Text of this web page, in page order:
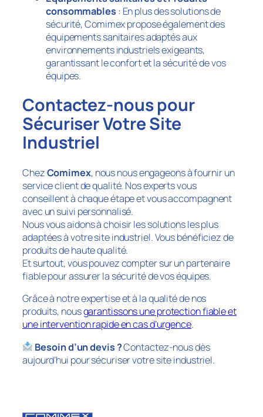
consommables : En plus des solutions de
sécurité, Comimex propose également des
équipements sanitaires adaptés aux
environnements industriels exigeants,
garantissant le confort et la sécurité de vos
équipes.
Contactez-nous pour
Sécuriser Votre Site
Industriel
ChezComimex, nous nous engageons à fournir un
service client de qualité. Nos experts vous
conseillent à chaque étape et vous accompagnent
avec un suivi personnalisé.
Nous vous aidons à choisir les solutions les plus
adaptées à votre site industriel. Vous bénéficiez de
produits de haute qualité.
Et surtout, vous pouvez compter sur un partenaire
fiable pour assurer la sécurité de vos équipes.
Grâce à notre expertise et à la qualité de nos
produits, nousgarantissons une protection fiable et
une intervention rapide en cas d’urgence.
Besoin d’un devis ?Contactez-nous dès
aujourd’hui pour sécuriser votre site industriel.